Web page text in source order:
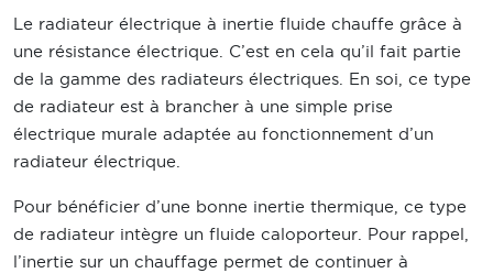
Le radiateur électrique à inertie fluide chauffe grâce à
une résistance électrique. C’est en cela qu’il fait partie
de la gamme des radiateurs électriques. En soi, ce type
de radiateur est à brancher à une simple prise
électrique murale adaptée au fonctionnement d’un
radiateur électrique.
Pour bénéficier d’une bonne inertie thermique, ce type
de radiateur intègre un fluide caloporteur. Pour rappel,
l’inertie sur un chauffage permet de continuer à